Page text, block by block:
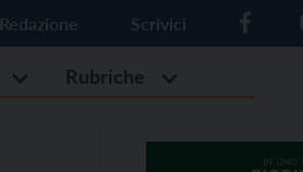
Redazione Scrivici
Rubriche